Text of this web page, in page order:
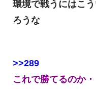
環境で戦うにはこ
ろうな
>>289
これで勝てるのか・